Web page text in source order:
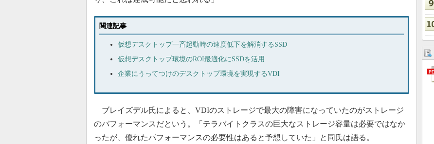
関連記事
仮想デスクトップ一斉起動時の速度低下を解消するSSD
仮想デスクトップ環境のROI最適化にSSDを活用
企業にうってつけのデスクトップ環境を実現するVDI
ブレイズデル氏によると、VDIのストレージで最大の障害になっていたのがストレージ
のパフォーマンスだという。「テラバイトクラスの巨大なストレージ容量は必要ではなか
ったが、優れたパフォーマンスの必要性はあると予想していた」と同氏は語る。